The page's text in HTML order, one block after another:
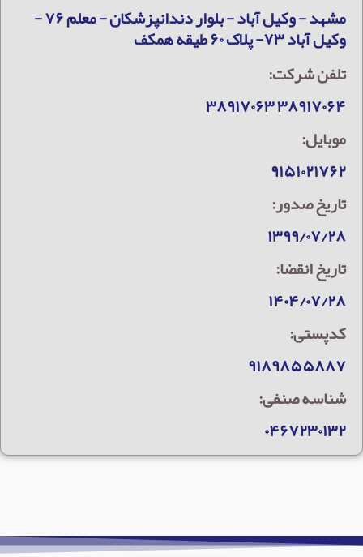
مشهد - وکیل آباد - بلوار دندانپزشکان - معلم ۷۶ -
وکیل آباد ۷۳- پلاک ۶۰ طیقه همکف
تلفن شرکت:
۳۸۹۱۷۰۶۴ ۳۸۹۱۷۰۶۳
موبایل:
۹۱۵۱۰۲۱۷۶۲
تاریخ صدور:
۱۳۹۹/۰۷/۲۸
تاریخ انقضا:
۱۴۰۴/۰۷/۲۸
کدپستی:
۹۱۸۹۸۵۵۸۸۷
شناسه صنفی:
۰۴۶۷۲۳۰۱۳۲